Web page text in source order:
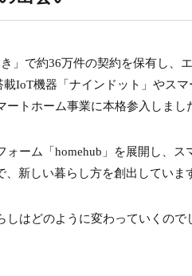
」で約36万件の契約を保有し、
IoT機器「ナインドット」やス
トホーム事業に本格参入しまし
ーム「homehub」を展開し、
新しい暮らし方を創出していま
はどのように変わっていくので